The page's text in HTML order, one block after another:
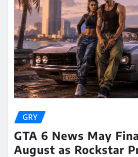
GRY
GTA 6 News May
August as Rockstar